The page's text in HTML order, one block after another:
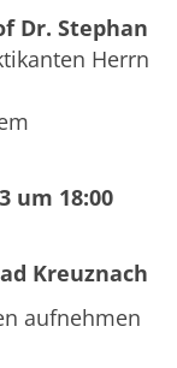
Dr. Stephan
Herrn
um 18:00
Kreuznach
aufnehmen